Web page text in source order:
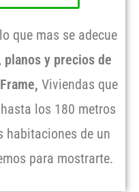
que mas se adecue
, planos y precios de
Viviendas que
los 180 metros
habitaciones de un
para mostrarte.